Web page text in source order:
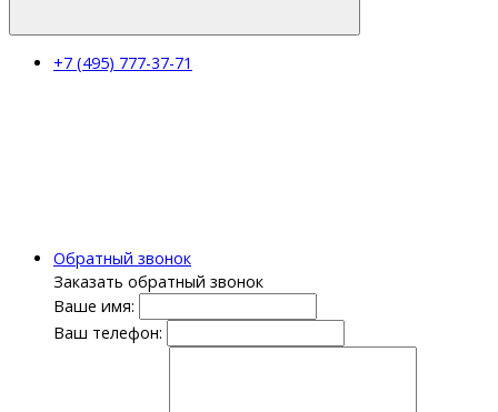
+7 (495) 777-37-71
Обратный звонок
Заказать обратный звонок
Ваше имя:
Ваш телефон: